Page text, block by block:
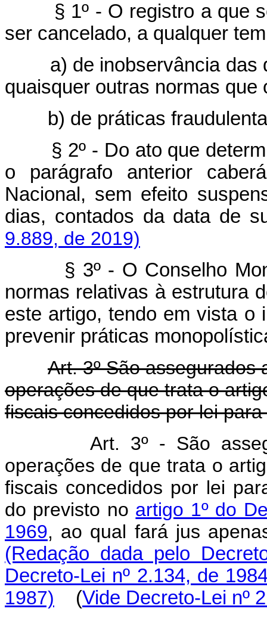
§ 1º - O registro a que se
ser cancelado, a qualquer
a) de inobservância das
quaisquer outras normas que
b) de práticas
§ 2º - Do ato que
o parágrafo anterior
Nacional, sem efeito
dias, contados da data
9.889, de 2019)
§ 3º - O Conselho
normas relativas à estrutura
este artigo, tendo em vista o
prevenir práticas
Art. 3º São assegurados
operações de que trata o
fiscais concedidos por lei
Art. 3º - São
operações de que trata o
fiscais concedidos por lei
do previsto no artigo 1º do
1969, ao qual fará jus
(Redação dada pelo
Decreto-Lei nº 2.134, de
1987)
(Vide Decreto-Lei nº